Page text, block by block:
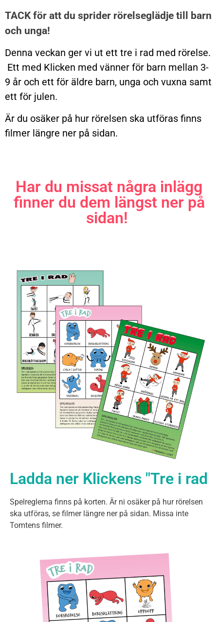
TACK för att du sprider rörelseglädje till barn
och unga!
Denna veckan ger vi ut ett tre i rad med rörelse.
Ett med Klicken med vänner för barn mellan 3-
9 år och ett för äldre barn, unga och vuxna samt
ett för julen.
Är du osäker på hur rörelsen ska utföras finns
filmer längre ner på sidan.
Har du missat några inlägg
finner du dem längst ner på
sidan!
Ladda ner Klickens "Tre i rad
Spelreglerna finns på korten. Är ni osäker på hur rörelsen
ska utföras, se filmer längre ner på sidan. Missa inte
Tomtens filmer.